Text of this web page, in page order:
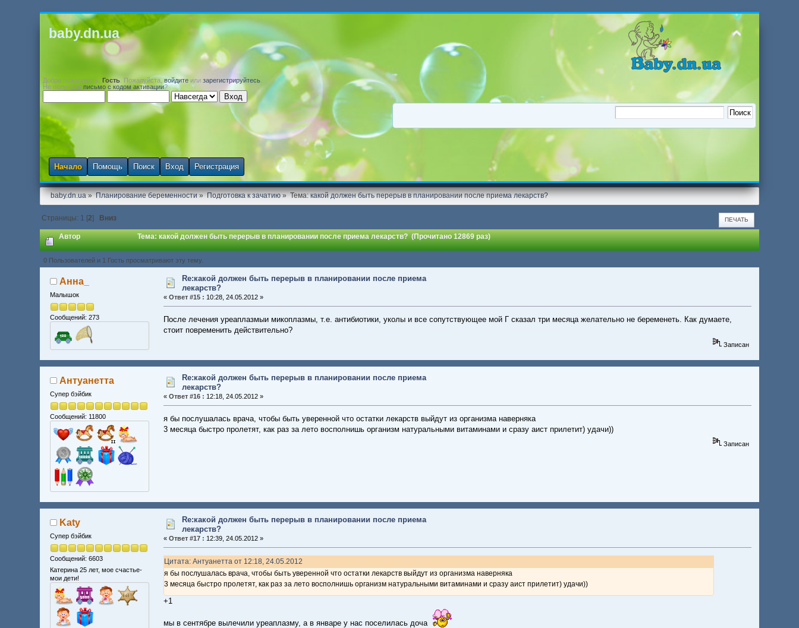
baby.dn.ua
Добро пожаловать,Гость . Пожалуйста,войдите илизарегистрируйтесь
Не получилиписьмо с кодом активации?
Начало Помощь Поиск Вход Регистрация
baby.dn.ua» Планирование беременности» Подготовка к зачатию» Тема:какой должен быть перерыв в планировании после приема лекарств?
ПЕЧАТЬ
Страницы: 1 [2] Вниз
Автор Тема: какой должен быть перерыв в планировании после приема лекарств? (Прочитано 12869 раз)
0 Пользователей и 1 Гость просматривают эту тему.
Анна_
Малышок
Сообщений: 273
Re:какой должен быть перерыв в планировании после приема
лекарств?
«Ответ #15 : 10:28, 24.05.2012 »
После лечения уреаплазмыи микоплазмы, т.е. антибиотики, уколы и все сопутствующее мой Г сказал три месяца желательно не беременеть. Как думаете,
стоит повременить действительно?
Записан
Антуанетта
Супер бэйбик
Сообщений: 11800
Re:какой должен быть перерыв в планировании после приема
лекарств?
«Ответ #16 : 12:18, 24.05.2012 »
я бы послушалась врача, чтобы быть уверенной что остатки лекарств выйдут из организма наверняка
3 месяца быстро пролетят, как раз за лето восполнишь организм натуральными витаминами и сразу аист прилетит) удачи))
Записан
Katy
Супер бэйбик
Сообщений: 6603
Катерина 25 лет, мое счастье-
мои дети!
Re:какой должен быть перерыв в планировании после приема
лекарств?
«Ответ #17 : 12:39, 24.05.2012 »
Цитата: Антуанетта от 12:18, 24.05.2012
я бы послушалась врача, чтобы быть уверенной что остатки лекарств выйдут из организма наверняка
3 месяца быстро пролетят, как раз за лето восполнишь организм натуральными витаминами и сразу аист прилетит) удачи))
+1
мы в сентябре вылечили уреаплазму, а в январе у нас поселилась доча